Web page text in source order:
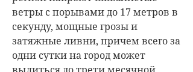
ветры с порывами до 17 метров в
секунду, мощные грозы и
затяжные ливни, причем всего за
одни сутки на город может